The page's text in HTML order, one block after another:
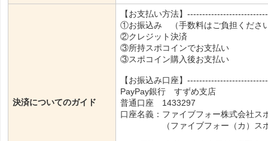
決済についてのガイド
【お支払い方法】
①お振込み （手数料はご負担くださ
②クレジット決済
③所持スポコインでお支払い
③スポコイン購入後お支払い
【お振込み口座】
PayPay銀行 すずめ支店
普通口座 1433297
口座名義：ファイブフォー株式会社ス
（ファイブフォー（カ）スポー